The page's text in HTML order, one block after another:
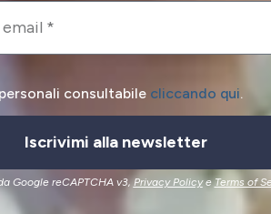
consultabile cliccando qui.
Iscrivimi alla newsletter
Google reCAPTCHA v3,Privacy PolicyeTerms of